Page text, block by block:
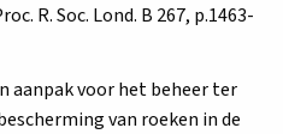
R. Soc. Lond. B 267, p.1463-
aanpak voor het beheer ter
van roeken in de